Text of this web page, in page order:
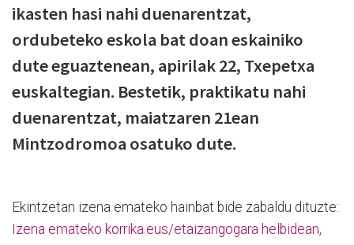
ikasten hasi nahi duenarentzat,
ordubeteko eskola bat doan eskainiko
dute eguaztenean, apirilak 22, Txepetxa
euskaltegian. Bestetik, praktikatu nahi
duenarentzat, maiatzaren 21ean
Mintzodromoa osatuko dute.
Ekintzetan izena emateko hainbat bide zabaldu dituzte:
Izena emateko korrika.eus/etaizangogara helbidean,